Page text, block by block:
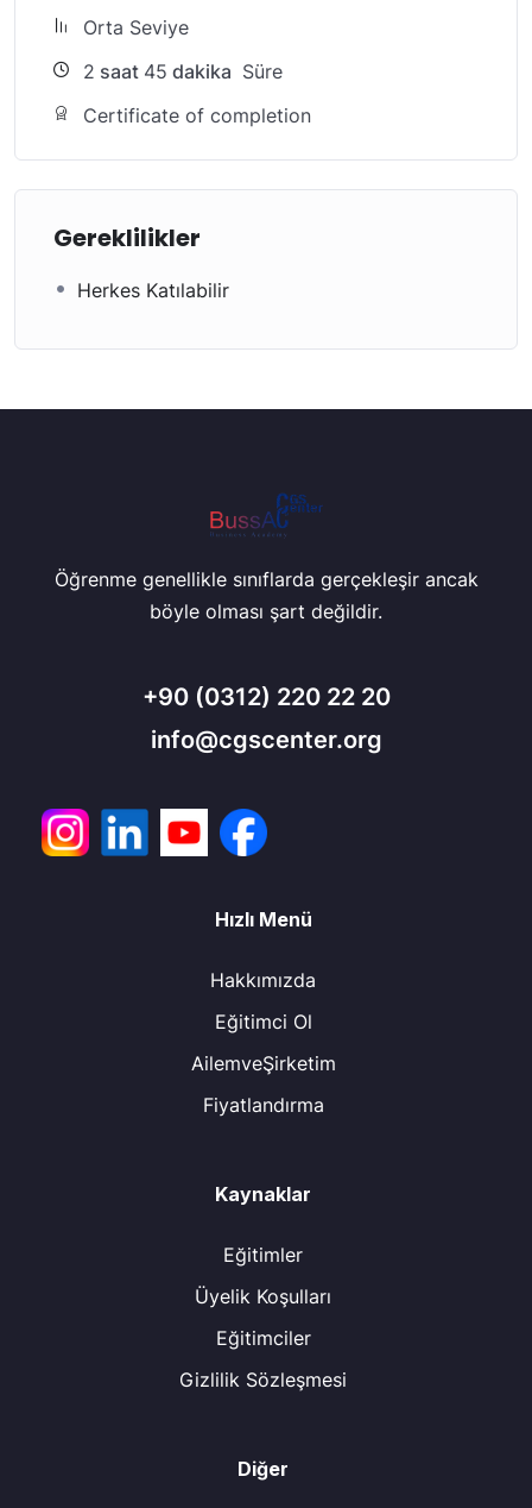
Orta Seviye
2 saat 45 dakika Süre
Certificate of completion
Gereklilikler
Herkes Katılabilir
Öğrenme genellikle sınıflarda gerçekleşir ancak
böyle olması şart değildir.
+90 (0312) 220 22 20
info@cgscenter.org
Hızlı Menü
Hakkımızda
Eğitimci Ol
AilemveŞirketim
Fiyatlandırma
Kaynaklar
Eğitimler
Üyelik Koşulları
Eğitimciler
Gizlilik Sözleşmesi
Diğer